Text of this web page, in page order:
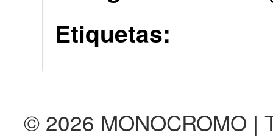
Etiquetas:
© 2026 MONOCROMO |